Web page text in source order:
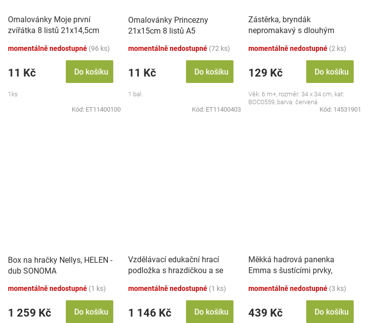
Omalovánky Moje první
zvířátka 8 listů 21x14,5cm
momentálně nedostupné (96 ks)
11 Kč Do košíku
1ks
Kód: ET11400100
Omalovánky Princezny
21x15cm 8 listů A5
momentálně nedostupné (72 ks)
11 Kč Do košíku
1 bal.
Kód: ET11400403
Zástěrka, bryndák
nepromakavý s dlouhým
momentálně nedostupné (2 ks)
129 Kč Do košíku
Věk: 6 m+, rozměr: 34 x 34 cm, kat:
BOC0559, barva: červená
Kód: 14531901
Box na hračky Nellys, HELEN -
dub SONOMA
momentálně nedostupné (1 ks)
1 259 Kč Do košíku
Vzdělávací edukační hrací
podložka s hrazdičkou a se
momentálně nedostupné (1 ks)
1 146 Kč Do košíku
Měkká hadrová panenka
Emma s šustícími prvky,
momentálně nedostupné (3 ks)
439 Kč Do košíku